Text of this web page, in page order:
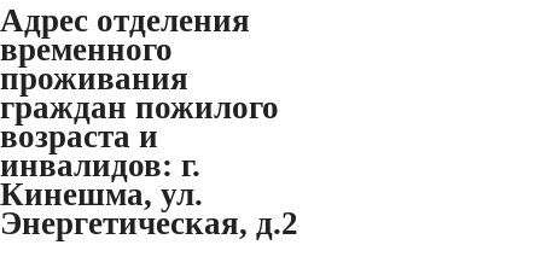
Адрес отделения
временного
проживания
граждан пожилого
возраста и
инвалидов: г.
Кинешма, ул.
Энергетическая, д.2